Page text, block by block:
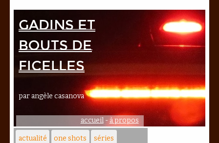
Gadins et
bouts de
ficelles
par angèle casanova
accueil-à propos
actualité one shots séries